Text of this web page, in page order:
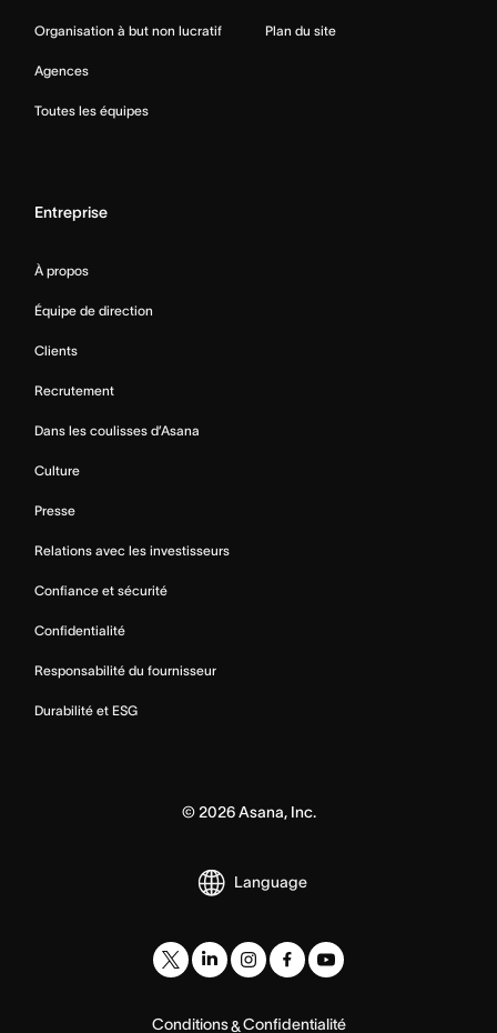
Organisation à but non lucratif
Agences
Toutes les équipes
Plan du site
Entreprise
À propos
Équipe de direction
Clients
Recrutement
Dans les coulisses d’Asana
Culture
Presse
Relations avec les investisseurs
Confiance et sécurité
Confidentialité
Responsabilité du fournisseur
Durabilité et ESG
©2026Asana, Inc.
Language
Conditions&Confidentialité